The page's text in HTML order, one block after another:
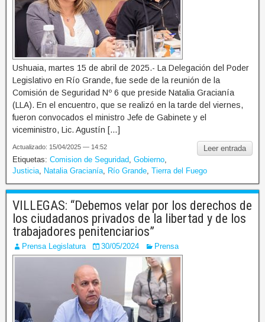
Ushuaia, martes 15 de abril de 2025.- La Delegación del Poder
Legislativo en Río Grande, fue sede de la reunión de la
Comisión de Seguridad Nº 6 que preside Natalia Gracianía
(LLA). En el encuentro, que se realizó en la tarde del viernes,
fueron convocados el ministro Jefe de Gabinete y el
viceministro, Lic. Agustín […]
Leer entrada
Actualizado: 15/04/2025 — 14:52
Etiquetas: Comision de Seguridad Gobierno
Justicia
Natalia Gracianía Río Grande Tierra del Fuego
VILLEGAS: “Debemos velar por los derechos de
los ciudadanos privados de la libertad y de los
trabajadores penitenciarios”
Prensa Legislatura 30/05/2024 Prensa